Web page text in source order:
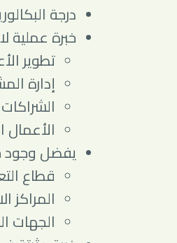
درجة
خبرة عملية لا تقل عن 8 سنوات
تطوير
إدارة
الأعمال
يفضل وجود
قطاع
المراكز
الجهات